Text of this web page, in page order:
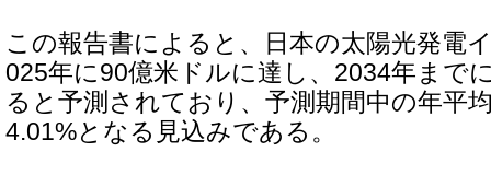
この報告書によると、日本の太陽光発電
025年に90億米ドルに達し、2034年まで
ると予測されており、予測期間中の年平
4.01%となる見込みである。